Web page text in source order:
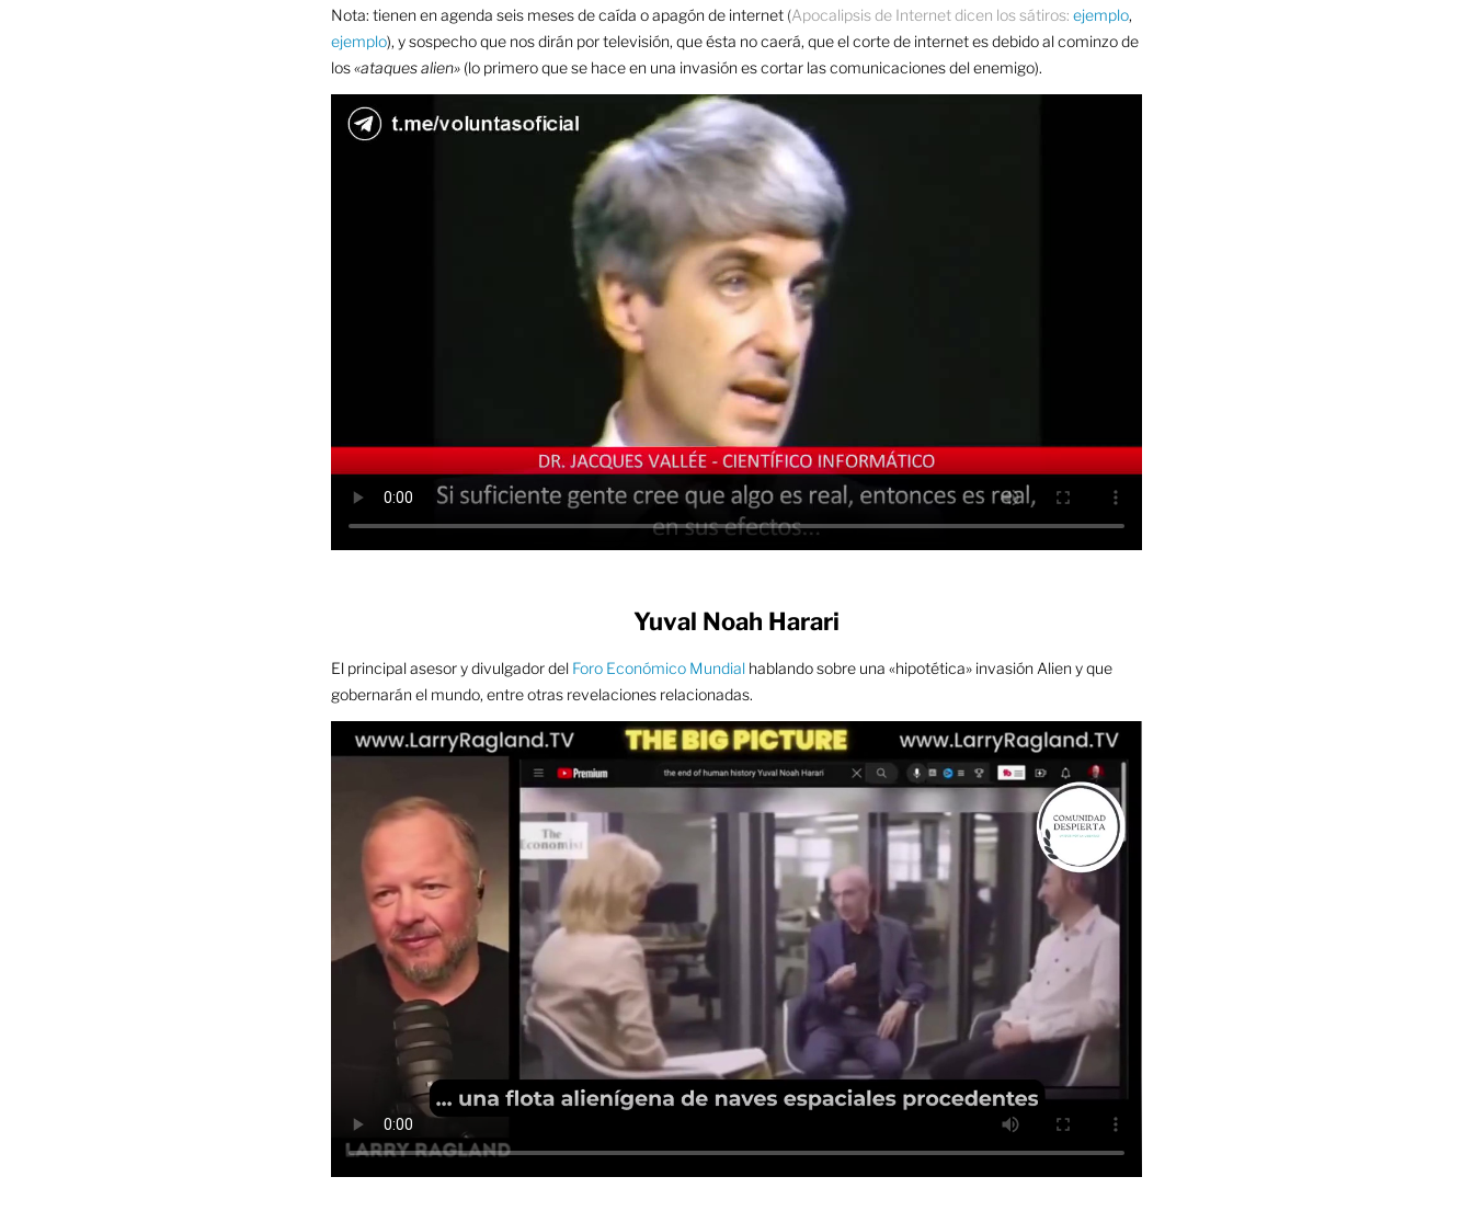
Nota: tienen en agenda seis meses de caída o apagón de internet (Apocalipsis de Internet dicen los sátiros: ejemplo,
ejemplo), y sospecho que nos dirán por televisión, que ésta no caerá, que el corte de internet es debido al cominzo de
los«ataques alien» (lo primero que se hace en una invasión es cortar las comunicaciones del enemigo).
Yuval Noah Harari
El principal asesor y divulgador del Foro Económico Mundial hablando sobre una «hipotética» invasión Alien y que
gobernarán el mundo, entre otras revelaciones relacionadas.